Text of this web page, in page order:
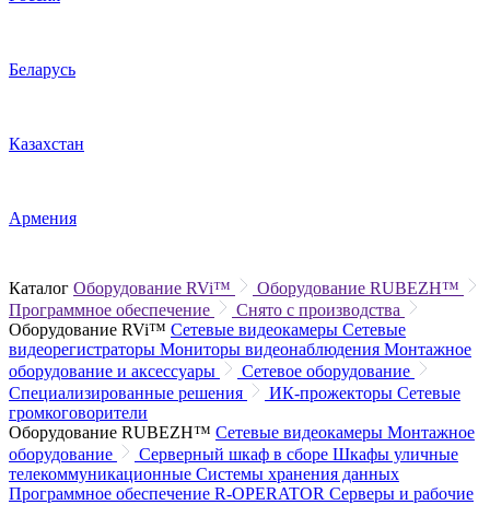
Беларусь
Казахстан
Армения
Каталог Оборудование RVi™
Оборудование RUBEZH™
Программное обеспечение
Снято с производства
Оборудование RVi™ Сетевые видеокамеры Сетевые
видеорегистраторы Мониторы видеонаблюдения Монтажное
оборудование и аксессуары
Сетевое оборудование
Специализированные решения
ИК-прожекторы Сетевые
громкоговорители
Оборудование RUBEZH™ Сетевые видеокамеры Монтажное
оборудование
Серверный шкаф в сборе Шкафы уличные
телекоммуникационные Системы хранения данных
Программное обеспечение R-OPERATOR Серверы и рабочие